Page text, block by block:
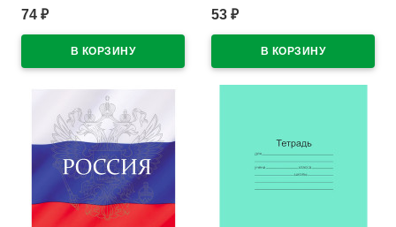
К2
74 ₽
ассорти арт.Т-5048 К2
53 ₽